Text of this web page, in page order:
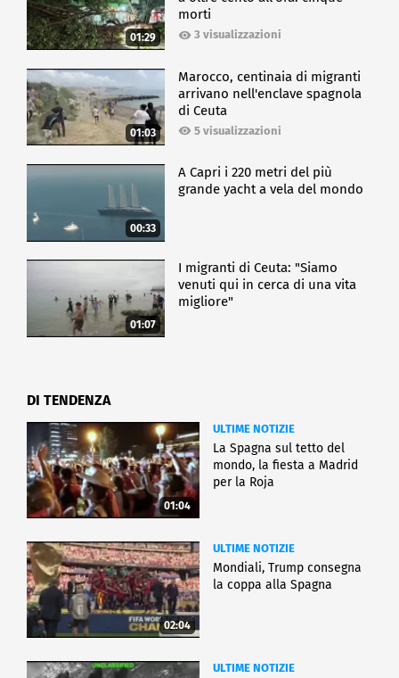
01:29
morti
3 visualizzazioni
01:03
Marocco, centinaia di migranti
arrivano nell'enclave spagnola
di Ceuta
5 visualizzazioni
00:33
A Capri i 220 metri del più
grande yacht a vela del mondo
01:07
I migranti di Ceuta: "Siamo
venuti qui in cerca di una vita
migliore"
DI TENDENZA
01:04
ULTIME NOTIZIE
La Spagna sul tetto del
mondo, la fiesta a Madrid
per la Roja
02:04
ULTIME NOTIZIE
Mondiali, Trump consegna
la coppa alla Spagna
ULTIME NOTIZIE